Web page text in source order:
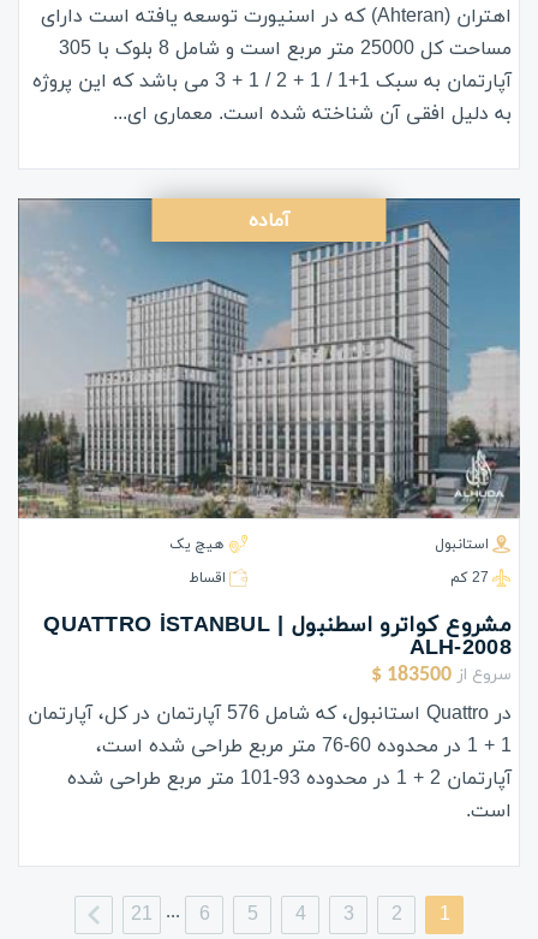
اهتران (Ahteran) که در اسنیورت توسعه یافته است دارای
مساحت کل 25000 متر مربع است و شامل 8 بلوک با 305
آپارتمان به سبک 1+1 / 1 + 2 / 1 + 3 می باشد که این پروژه
به دلیل افقی آن شناخته شده است. معماری ای...
آماده
استانبول
هیچ یک
27 كم
اقساط
مشروع كواترو اسطنبول | QUATTRO İSTANBUL
ALH-2008
سروع از 183500 $
در Quattro استانبول، که شامل 576 آپارتمان در کل، آپارتمان
1 + 1 در محدوده 60-76 متر مربع طراحی شده است،
آپارتمان 2 + 1 در محدوده 93-101 متر مربع طراحی شده
است.
1
2
3
4
5
6
...
21